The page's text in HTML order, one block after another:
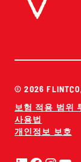
© 2026
보험 적용 범위
사용법
개인정보 보호